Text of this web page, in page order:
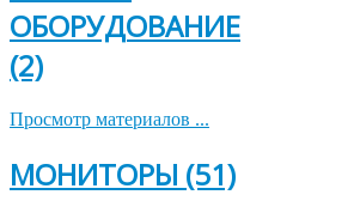
ОБОРУДОВАНИЕ
(2)
Просмотр материалов ...
МОНИТОРЫ (51)